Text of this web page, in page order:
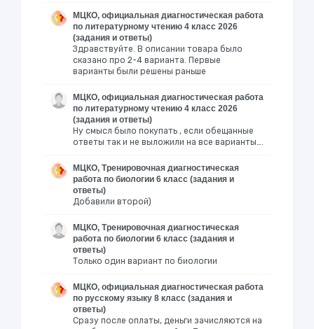
МЦКО, официальная диагностическая работа
по литературному чтению 4 класс 2026
(задания и ответы)
Здравствуйте. В описании товара было
сказано про 2-4 варианта. Первые
варианты были решены раньше
МЦКО, официальная диагностическая работа
по литературному чтению 4 класс 2026
(задания и ответы)
Ну смысл было покупать , если обещанные
ответы так и не выложили на все варианты….
МЦКО, Тренировочная диагностическая
работа по биологии 6 класс (задания и
ответы)
Добавили второй)
МЦКО, Тренировочная диагностическая
работа по биологии 6 класс (задания и
ответы)
Только один вариант по биологии
МЦКО, официальная диагностическая работа
по русскому языку 8 класс (задания и
ответы)
Сразу после оплаты, деньги зачисляются на